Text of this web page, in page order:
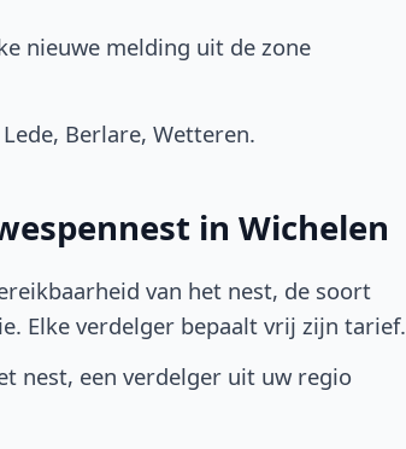
nieuwe melding uit de zone
Berlare, Wetteren.
in Wichelen
van het nest, de soort
Elke verdelger bepaalt vrij zijn tarief.
nest, een verdelger uit uw regio